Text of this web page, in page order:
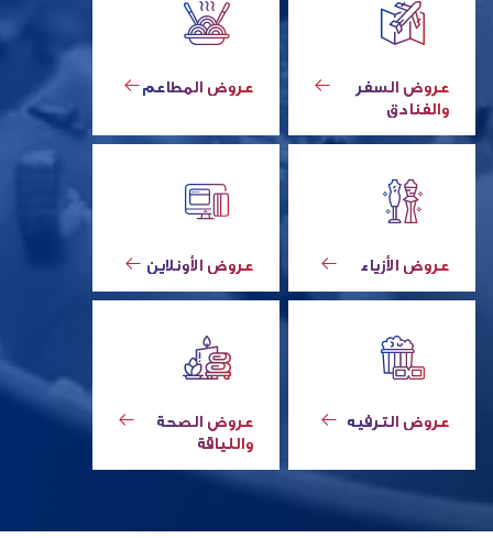
عروض السفر
والفنادق
عروض المطاعم
عروض الأزياء عروض الأونلاين
عروض الترفيه
عروض الصحة
واللياقة